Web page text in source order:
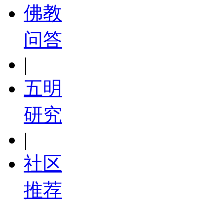
佛教
问答
|
五明
研究
|
社区
推荐